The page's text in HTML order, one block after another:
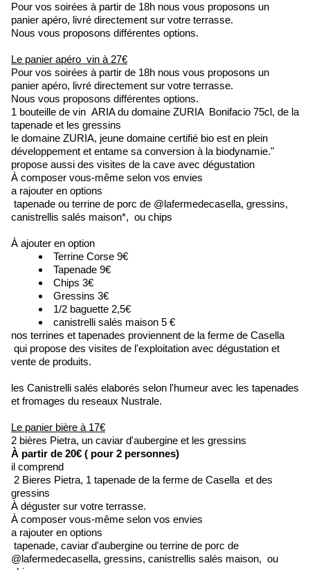
Pour vos soirées à partir de 18h nous vous proposons un
panier apéro, livré directement sur votre terrasse.
Nous vous proposons différentes options.
Le panier apéro vin à 27€
Pour vos soirées à partir de 18h nous vous proposons un
panier apéro, livré directement sur votre terrasse.
Nous vous proposons différentes options.
1 bouteille de vin ARIA du domaine ZURIA Bonifacio 75cl, de la
tapenade et les gressins
le domaine ZURIA, jeune domaine certifié bio est en plein
développement et entame sa conversion à la biodynamie."
propose aussi des visites de la cave avec dégustation
À composer vous-même selon vos envies
a rajouter en options
tapenade ou terrine de porc de @lafermedecasella, gressins,
canistrellis salés maison*, ou chips
À ajouter en option
Terrine Corse 9€
Tapenade 9€
Chips 3€
Gressins 3€
1/2 baguette 2,5€
canistrelli salés maison 5 €
nos terrines et tapenades proviennent de la ferme de Casella
qui propose des visites de l'exploitation avec dégustation et
vente de produits.
les Canistrelli salés elaborés selon l'humeur avec les tapenades
et fromages du reseaux Nustrale.
Le panier bière à 17€
2 bières Pietra, un caviar d'aubergine et les gressins
À partir de 20€ ( pour 2 personnes)
il comprend
2 Bieres Pietra, 1 tapenade de la ferme de Casella et des
gressins
À déguster sur votre terrasse.
À composer vous-même selon vos envies
a rajouter en options
tapenade, caviar d'aubergine ou terrine de porc de
@lafermedecasella, gressins, canistrellis salés maison, ou